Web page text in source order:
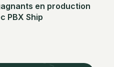
en production
PBX Ship